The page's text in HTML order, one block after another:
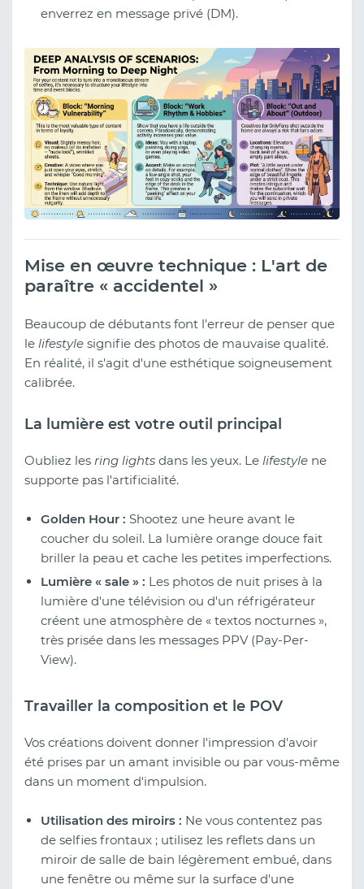
enverrez en message privé (DM).
Mise en œuvre technique : L'art de
paraître « accidentel »
Beaucoup de débutants font l'erreur de penser que
le lifestyle signifie des photos de mauvaise qualité.
En réalité, il s'agit d'une esthétique soigneusement
calibrée.
La lumière est votre outil principal
Oubliez les ring lights dans les yeux. Le lifestyle ne
supporte pas l'artificialité.
Golden Hour : Shootez une heure avant le
coucher du soleil. La lumière orange douce fait
briller la peau et cache les petites imperfections.
Lumière « sale » : Les photos de nuit prises à la
lumière d'une télévision ou d'un réfrigérateur
créent une atmosphère de « textos nocturnes »,
très prisée dans les messages PPV (Pay-Per-
View).
Travailler la composition et le POV
Vos créations doivent donner l'impression d'avoir
été prises par un amant invisible ou par vous-même
dans un moment d'impulsion.
Utilisation des miroirs : Ne vous contentez pas
de selfies frontaux ; utilisez les reflets dans un
miroir de salle de bain légèrement embué, dans
une fenêtre ou même sur la surface d'une